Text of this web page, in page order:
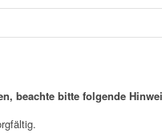
beachte bitte folgende